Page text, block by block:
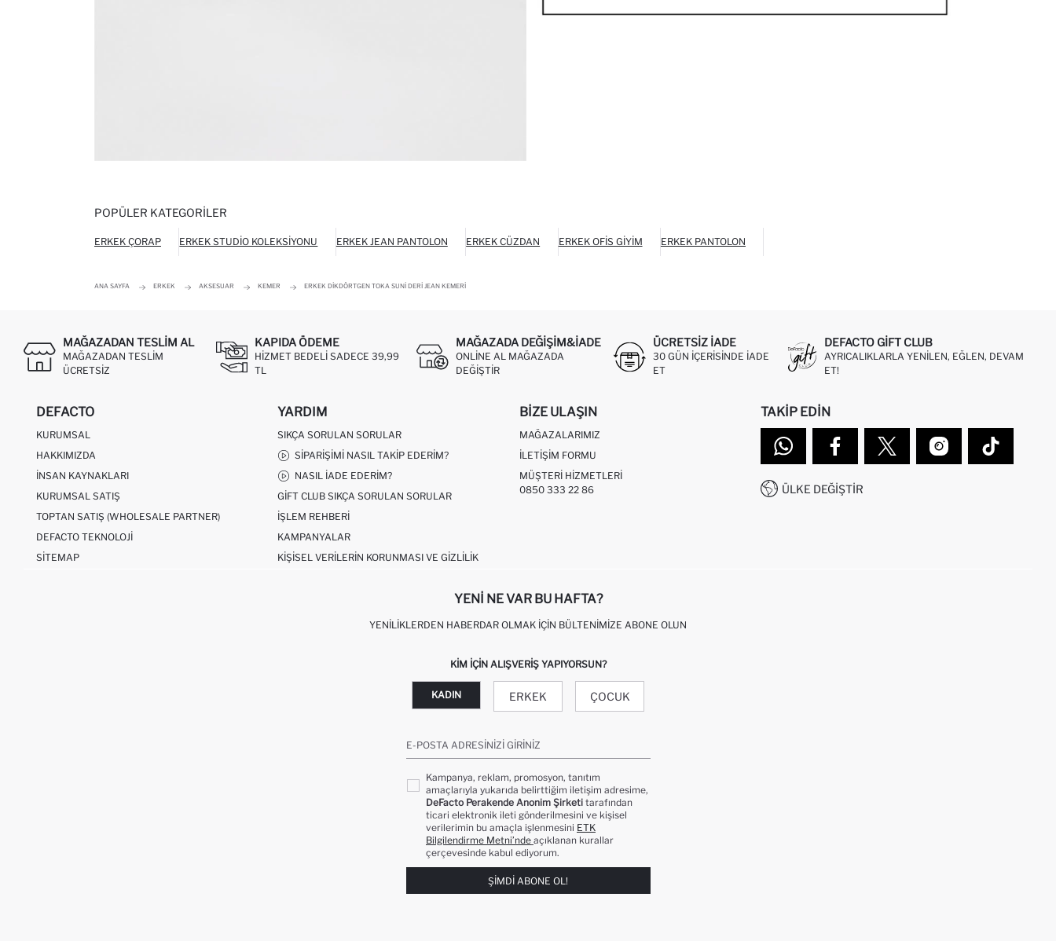
POPÜLER KATEGORILER
ERKEK ÇORAP ERKEK STUDIO KOLEKSIYONU ERKEK JEAN PANTOLON ERKEK CÜZDAN ERKEK OFIS GIYIM ERKEK PANTOLON
ANA SAYFA ERKEK AKSESUAR KEMER ERKEK DIKDÖRTGEN TOKA SUNI DERI JEAN KEMERI
MAĞAZADAN TESLIM AL
MAĞAZADAN TESLIM
ÜCRETSIZ
KAPIDA ÖDEME
HIZMET BEDELI SADECE 39,99
TL
MAĞAZADA DEĞIŞIM&İADE
ONLINE AL MAĞAZADA
DEĞIŞTIR
ÜCRETSIZ IADE
30 GÜN IÇERISINDE IADE
ET
DEFACTO GIFT CLUB
AYRICALIKLARLA YENILEN, EĞLEN, DEVAM
ET!
DEFACTO
KURUMSAL
HAKKIMIZDA
İNSAN KAYNAKLARI
KURUMSAL SATIŞ
TOPTAN SATIŞ (WHOLESALE PARTNER)
DEFACTO TEKNOLOJI
SITEMAP
YARDIM
SIKÇA SORULAN SORULAR
SIPARIŞIMI NASIL TAKIP EDERIM?
NASIL İADE EDERIM?
GIFT CLUB SIKÇA SORULAN SORULAR
İŞLEM REHBERI
KAMPANYALAR
KIŞISEL VERILERIN KORUNMASI VE GIZLILIK
BIZE ULAŞIN
MAĞAZALARIMIZ
İLETIŞIM FORMU
MÜŞTERI HIZMETLERI
0850 333 22 86
TAKIP EDIN
ÜLKE DEĞIŞTIR
YENI NE VAR BU HAFTA?
YENILIKLERDEN HABERDAR OLMAK İÇIN BÜLTENIMIZE ABONE OLUN
KIM IÇIN ALIŞVERIŞ YAPIYORSUN?
KADIN ERKEK ÇOCUK
E-POSTA ADRESINIZI GIRINIZ
Kampanya, reklam, promosyon, tanıtım
amaçlarıyla yukarıda belirttiğim iletişim adresime,
DeFacto Perakende Anonim Şirketi tarafından
ticari elektronik ileti gönderilmesini ve kişisel
verilerimin bu amaçla işlenmesini ETK
Bilgilendirme Metni’nde açıklanan kurallar
çerçevesinde kabul ediyorum.
ŞIMDI ABONE OL!